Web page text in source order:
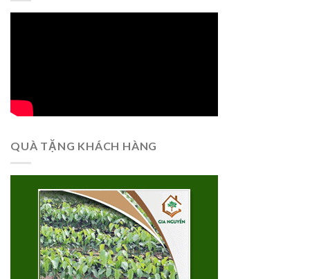
QUÀ TẶNG KHÁCH HÀNG